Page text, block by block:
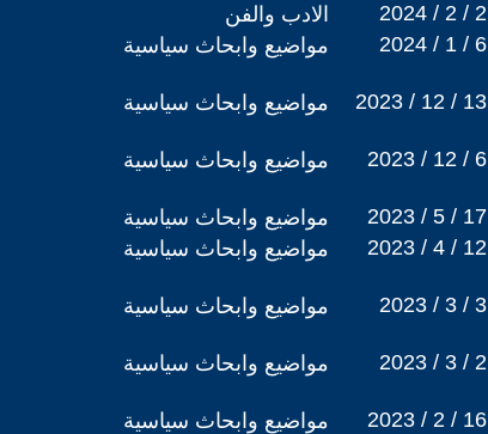
الادب والفن 2024 / 2 / 2
مواضيع وابحاث سياسية
2024 / 1 / 6
مواضيع وابحاث سياسية 2023 / 12 / 13
مواضيع وابحاث سياسية 2023 / 12 / 6
مواضيع وابحاث سياسية 2023 / 5 / 17
مواضيع وابحاث سياسية
2023 / 4 / 12
مواضيع وابحاث سياسية 2023 / 3 / 3
مواضيع وابحاث سياسية 2023 / 3 / 2
مواضيع وابحاث سياسية 2023 / 2 / 16